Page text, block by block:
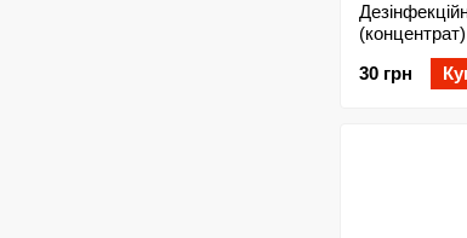
NANOsteril
дезінфекції
30 грн